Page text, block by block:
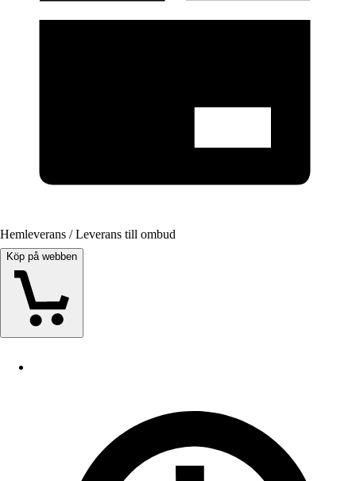
Hemleverans / Leverans till ombud
Köp på webben